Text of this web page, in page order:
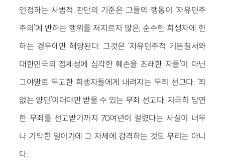
인정하는 사법적 판단의 기준은 그들의 행동이 ‘자유민주
주의’에 반하는 행위를 저지르지 않은, 순수한 희생자에 한
하는 경우에만 해당된다. 그것은 ‘자유민주적 기본질서와
대한민국의 정체성에 심각한 훼손을 초래한 자들’이 아닌
그야말로 무고한 희생자들에게 내려지는 무죄 선고다. ‘죄
없는 양민’이어야만 받을 수 있는 무죄 선고다. 지극히 당연
한 무죄를 선고받기까지 70여년이 걸렸다는 사실이 너무
나 기막힌 일이기에 그 자체에 감격하는 것도 무리는 아니
다.